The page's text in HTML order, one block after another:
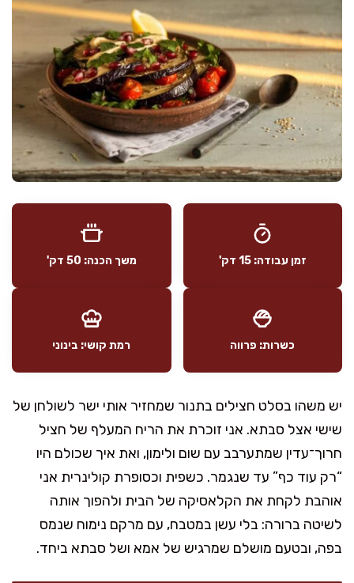
זמן עבודה: 15 דק' משך הכנה: 50 דק'
כשרות: פרווה רמת קושי: בינוני
יש משהו בסלט חצילים בתנור שמחזיר אותי ישר לשולחן של
שישי אצל סבתא. אני זוכרת את הריח המעלף של חציל
חרוך־עדין שמתערבב עם שום ולימון, ואת איך שכולם היו
“רק עוד כף” עד שנגמר. כשפית וכסופרת קולינרית אני
אוהבת לקחת את הקלאסיקה של הבית ולהפוך אותה
לשיטה ברורה: בלי עשן במטבח, עם מרקם נימוח שנמס
בפה, ובטעם מושלם שמרגיש של אמא ושל סבתא ביחד.